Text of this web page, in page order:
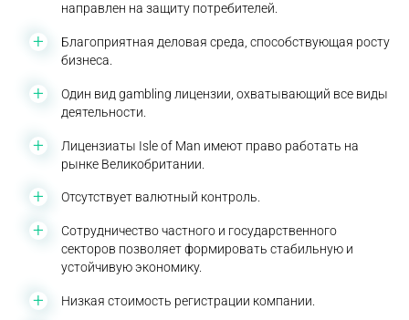
направлен на защиту потребителей.
Благоприятная деловая среда, способствующая росту
бизнеса.
Один вид gambling лицензии, охватывающий все виды
деятельности.
Лицензиаты Isle of Man имеют право работать на
рынке Великобритании.
Отсутствует валютный контроль.
Сотрудничество частного и государственного
секторов позволяет формировать стабильную и
устойчивую экономику.
Низкая стоимость регистрации компании.